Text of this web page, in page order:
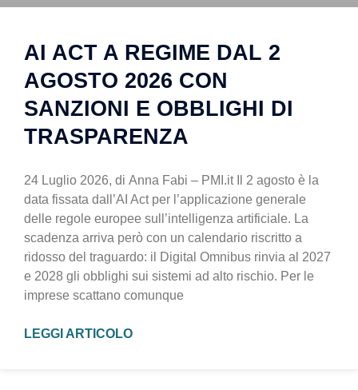
AI ACT A REGIME DAL 2
AGOSTO 2026 CON
SANZIONI E OBBLIGHI DI
TRASPARENZA
24 Luglio 2026, di Anna Fabi – PMI.it Il 2 agosto è la
data fissata dall’AI Act per l’applicazione generale
delle regole europee sull’intelligenza artificiale. La
scadenza arriva però con un calendario riscritto a
ridosso del traguardo: il Digital Omnibus rinvia al 2027
e 2028 gli obblighi sui sistemi ad alto rischio. Per le
imprese scattano comunque
LEGGI ARTICOLO